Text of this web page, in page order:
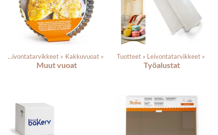
Leivontatarvikkeet ‪» Kakkuvuoat ‪»
Muut vuoat
Tuotteet ‪» Leivontatarvikkeet ‪»
Työalustat